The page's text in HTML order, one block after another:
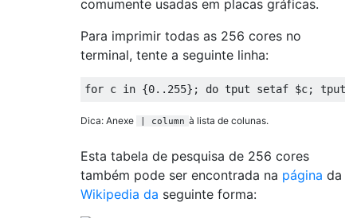
comumente usadas em placas gráficas.
Para imprimir todas as 256 cores no
terminal, tente a seguinte linha:
for c in {0. . 255}; do tput setaf $c; tput
Dica: Anexe | column à lista de colunas.
Esta tabela de pesquisa de 256 cores
também pode ser encontrada na página da
Wikipedia da seguinte forma: